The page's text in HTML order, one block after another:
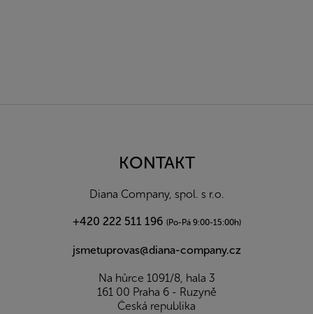
KONTAKT
Diana Company, spol. s r.o.
+420 222 511 196 (Po-Pá 9:00-15:00h)
jsmetuprovas@diana-company.cz
Na hůrce 1091/8, hala 3
161 00 Praha 6 - Ruzyně
Česká republika